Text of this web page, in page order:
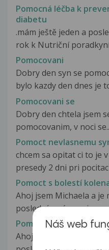
Pomocná léčba k
diabetu
.mám ještě jeden a
rok k Nutriční poradkyní
Pomocovani
Dobry den syn se
bylo kazdy den dnes je
Pomocovani se
Dobry den chtela jsem
pomocovanim, v noci
Pomoct nevlasnemu
chcem sa opitat ci to je
presedy 2 dni pri
Pomoct s bolestí
Ahoj jsem Michaela a
posledním zápase jsem...
Pomoct s bolestí
Ahoj jsem Michaela a
Náš web